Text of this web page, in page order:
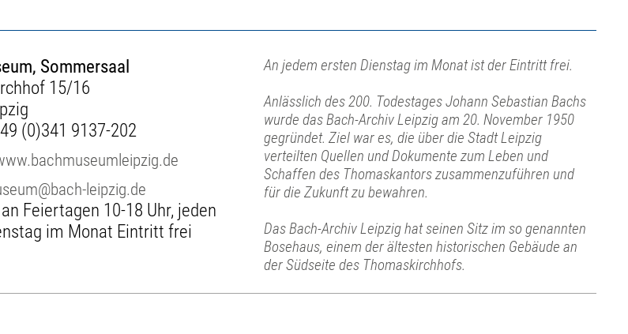
Sommersaal
15/16
(0)341 9137-202
leipzig.de
Feiertagen 10-18 Uhr, jeden
im Monat Eintritt frei
An jedem ersten Dienstag im Monat ist der Eintritt frei.
Anlässlich des 200. Todestages Johann Sebastian Bachs
wurde das Bach-Archiv Leipzig am 20. November 1950
gegründet. Ziel war es, die über die Stadt Leipzig
verteilten Quellen und Dokumente zum Leben und
Schaffen des Thomaskantors zusammenzuführen und
für die Zukunft zu bewahren.
Das Bach-Archiv Leipzig hat seinen Sitz im so genannten
Bosehaus, einem der ältesten historischen Gebäude an
der Südseite des Thomaskirchhofs.